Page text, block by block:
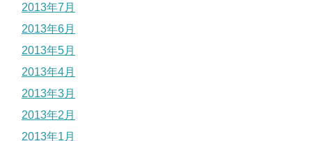
2013年7月
2013年6月
2013年5月
2013年4月
2013年3月
2013年2月
2013年1月